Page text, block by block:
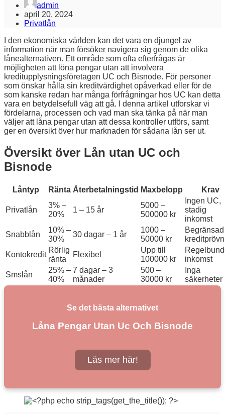
admin
april 20, 2024
Privatlån
I den ekonomiska världen kan det vara en djungel av
information när man försöker navigera sig genom de olika
lånealternativen. Ett område som ofta efterfrågas är
möjligheten att löna pengar utan att involvera
kreditupplysningsföretagen UC och Bisnode. För personer
som önskar hålla sin kreditvärdighet opåverkad eller för de
som kanske redan har många förfrågningar hos UC kan detta
vara en betydelsefull väg att gå. I denna artikel utforskar vi
fördelarna, processen och vad man ska tänka på när man
väljer att låna pengar utan att dessa kontroller utförs, samt
ger en översikt över hur marknaden för sådana lån ser ut.
Översikt över Lån utan UC och
Bisnode
Låntyp Ränta Återbetalningstid Maxbelopp Krav
Privatlån
3% –
20%
1 – 15 år
5000 –
500000 kr
Ingen UC,
stadig
inkomst
Snabblån
10% –
30%
30 dagar – 1 år
1000 –
50000 kr
Begränsad
Kontokredit
Rörlig
ränta
Flexibel
Upp till
100000 kr
inkomst
Smslån
25% –
40%
7 dagar – 3
månader
500 –
30000 kr
Inga
säkerheter
Se det bästa alternativet
Låna Pengar Utan Uc Och Bisnode
Läs mer här!